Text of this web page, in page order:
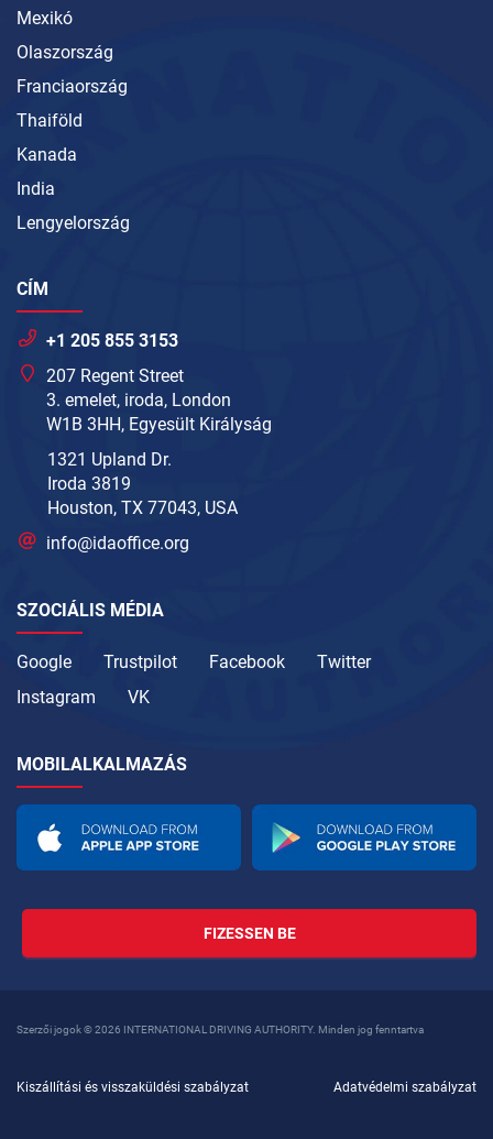
Mexikó
Olaszország
Franciaország
Thaiföld
Kanada
India
Lengyelország
CÍM
+1 205 855 3153
207 Regent Street
3. emelet, iroda, London
W1B 3HH, Egyesült Királyság
1321 Upland Dr.
Iroda 3819
Houston, TX 77043, USA
info@idaoffice.org
SZOCIÁLIS MÉDIA
Google Trustpilot Facebook
Twitter
Instagram
VK
MOBILALKALMAZÁS
FIZESSEN BE
Szerzői jogok © 2026 INTERNATIONAL DRIVING AUTHORITY. Minden jog fenntartva
Kiszállítási és visszaküldési szabályzat Adatvédelmi szabályzat